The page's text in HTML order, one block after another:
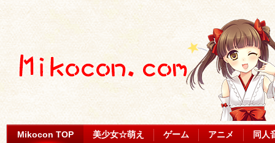
Mikocon TOP 美少女☆萌え ゲーム アニメ 同人